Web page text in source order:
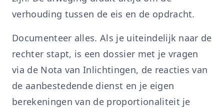
verhouding tussen de eis en de opdracht.
Documenteer alles. Als je uiteindelijk naar de
rechter stapt, is een dossier met je vragen
via de Nota van Inlichtingen, de reacties van
de aanbestedende dienst en je eigen
berekeningen van de proportionaliteit je